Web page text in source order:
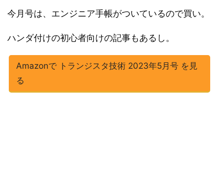
今月号は、エンジニア手帳がついているので買い。
ハンダ付けの初心者向けの記事もあるし。
Amazonで トランジスタ技術 2023年5月号 を見
る